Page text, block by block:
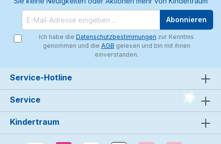
Abonnieren
Ich habe die Datenschutzbestimmungen zur Kenntnis
genommen und die AGB gelesen und bin mit ihnen
einverstanden.
Service-Hotline
Service
Kindertraum